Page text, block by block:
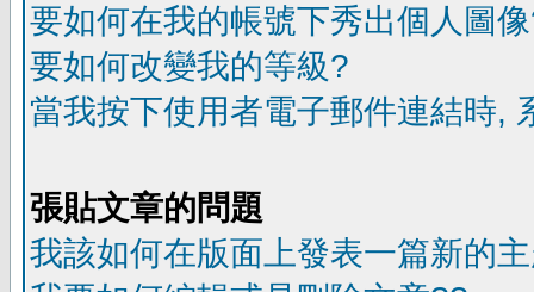
要如何在我的帳號下秀出個人圖
要如何改變我的等級?
當我按下使用者電子郵件連結時,
張貼文章的問題
我該如何在版面上發表一篇新的